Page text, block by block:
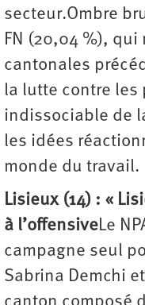
secteur.Ombre
FN (20,04 %), qui
cantonales
la lutte contre les
indissociable de
les idées
monde du travail.
Lisieux (14) : «
à l’offensiveLe
campagne seul
Sabrina Demchi